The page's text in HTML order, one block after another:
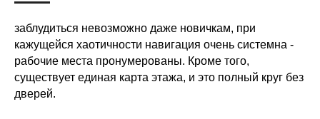
заблудиться невозможно даже новичкам, при
кажущейся хаотичности навигация очень системна -
рабочие места пронумерованы. Кроме того,
существует единая карта этажа, и это полный круг без
дверей.